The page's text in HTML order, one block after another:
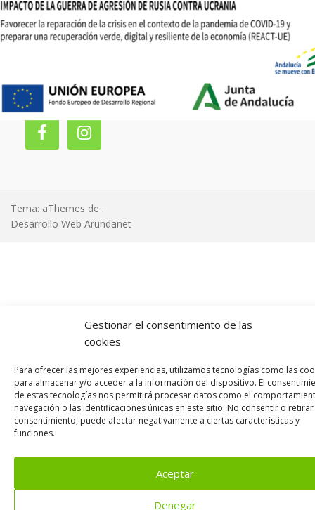
Gestionar el consentimiento de las
cookies
Para ofrecer las mejores experiencias, utilizamos tecnologías como las
para almacenar y/o acceder a la información del dispositivo. El
de estas tecnologías nos permitirá procesar datos como el
navegación o las identificaciones únicas en este sitio. No consentir o
consentimiento, puede afectar negativamente a ciertas características y
funciones.
Aceptar
Denegar
Tema: aThemes de .